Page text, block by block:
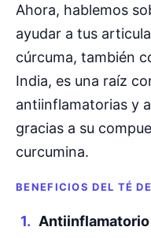
Ahora, hablemos
ayudar a tus
cúrcuma, también
India, es una raíz
antiinflamatorias y
gracias a su
curcumina.
BENEFICIOS DEL TÉ
Antiinflamatorio